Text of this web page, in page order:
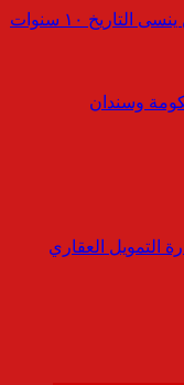
كلمة حق : د.شاكر أديت ماعليك .. لن ينسى التاريخ ١٠ سنوات
وسندان
التمويل العقاري